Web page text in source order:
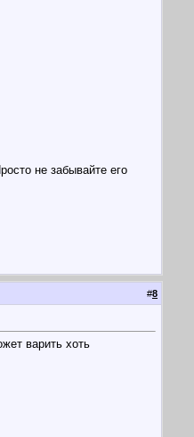
не забывайте его
#8
варить хоть